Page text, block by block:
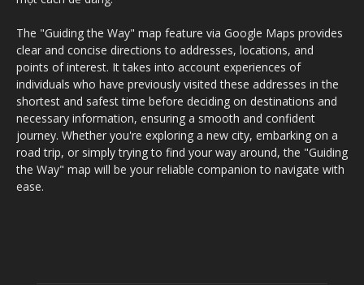
The "Guiding the Way" map feature via Google Maps provides
clear and concise directions to addresses, locations, and
points of interest. It takes into account experiences of
individuals who have previously visited these addresses in the
shortest and safest time before deciding on destinations and
necessary information, ensuring a smooth and confident
journey. Whether you're exploring a new city, embarking on a
road trip, or simply trying to find your way around, the "Guiding
the Way" map will be your reliable companion to navigate with
ease.